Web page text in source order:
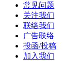
常见问题
关注我们
联络我们
广告联络
投函/投稿
加入我们